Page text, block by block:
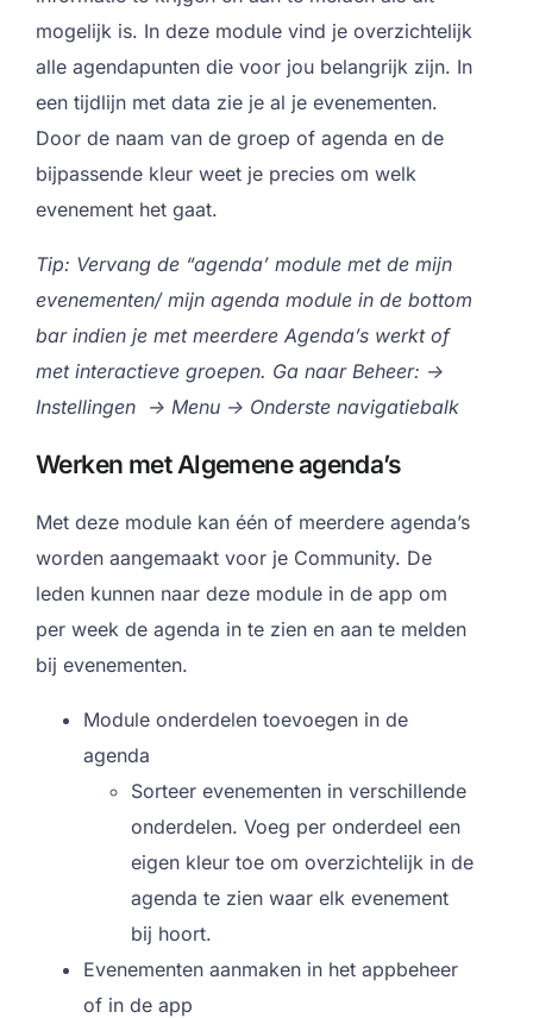
mogelijk is. In deze module vind je overzichtelijk
alle agendapunten die voor jou belangrijk zijn. In
een tijdlijn met data zie je al je evenementen.
Door de naam van de groep of agenda en de
bijpassende kleur weet je precies om welk
evenement het gaat.
Tip: Vervang de “agenda’ module met de mijn
evenementen/ mijn agenda module in de bottom
bar indien je met meerdere Agenda’s werkt of
met interactieve groepen. Ga naar Beheer: ->
Instellingen -> Menu -> Onderste navigatiebalk
Werken met Algemene agenda’s
Met deze module kan één of meerdere agenda’s
worden aangemaakt voor je Community. De
leden kunnen naar deze module in de app om
per week de agenda in te zien en aan te melden
bij evenementen.
Module onderdelen toevoegen in de
agenda
Sorteer evenementen in verschillende
onderdelen. Voeg per onderdeel een
eigen kleur toe om overzichtelijk in de
agenda te zien waar elk evenement
bij hoort.
Evenementen aanmaken in het appbeheer
of in de app